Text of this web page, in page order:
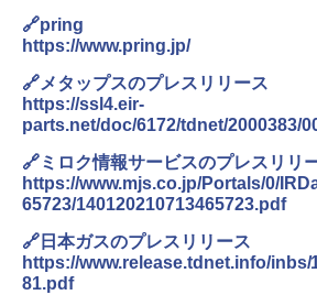
🔗pring
https://www.pring.jp/
🔗メタップスのプレスリリース
https://ssl4.eir-
parts.net/doc/6172/tdnet/2000383/
🔗ミロク情報サービスのプレスリリ
https://www.mjs.co.jp/Portals/0/
65723/140120210713465723.pdf
🔗日本ガスのプレスリリース
https://www.release.tdnet.info/inbs/
81.pdf